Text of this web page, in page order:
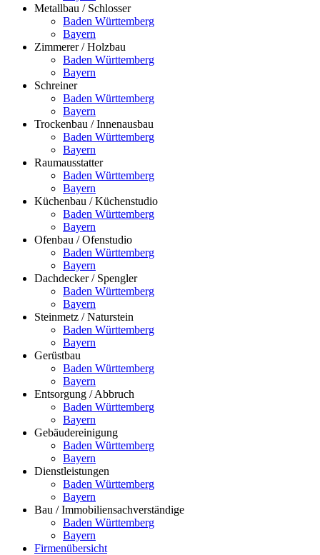
Metallbau / Schlosser
Baden Württemberg
Bayern
Zimmerer / Holzbau
Baden Württemberg
Bayern
Schreiner
Baden Württemberg
Bayern
Trockenbau / Innenausbau
Baden Württemberg
Bayern
Raumausstatter
Baden Württemberg
Bayern
Küchenbau / Küchenstudio
Baden Württemberg
Bayern
Ofenbau / Ofenstudio
Baden Württemberg
Bayern
Dachdecker / Spengler
Baden Württemberg
Bayern
Steinmetz / Naturstein
Baden Württemberg
Bayern
Gerüstbau
Baden Württemberg
Bayern
Entsorgung / Abbruch
Baden Württemberg
Bayern
Gebäudereinigung
Baden Württemberg
Bayern
Dienstleistungen
Baden Württemberg
Bayern
Bau / Immobiliensachverständige
Baden Württemberg
Bayern
Firmenübersicht